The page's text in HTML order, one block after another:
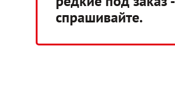
спрашивайте.